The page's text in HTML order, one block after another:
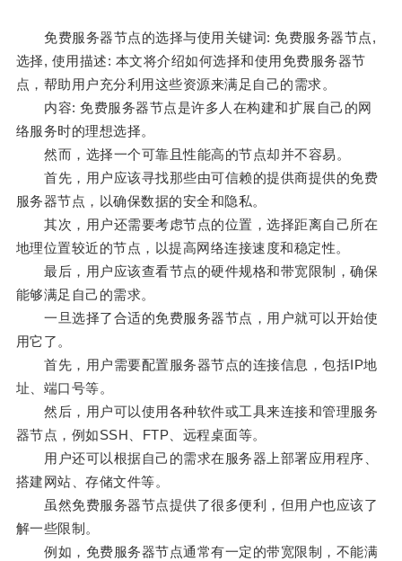
免费服务器节点的选择与使用关键词: 免费服务器节点,
选择, 使用描述: 本文将介绍如何选择和使用免费服务器节
点，帮助用户充分利用这些资源来满足自己的需求。
内容: 免费服务器节点是许多人在构建和扩展自己的网
络服务时的理想选择。
然而，选择一个可靠且性能高的节点却并不容易。
首先，用户应该寻找那些由可信赖的提供商提供的免费
服务器节点，以确保数据的安全和隐私。
其次，用户还需要考虑节点的位置，选择距离自己所在
地理位置较近的节点，以提高网络连接速度和稳定性。
最后，用户应该查看节点的硬件规格和带宽限制，确保
能够满足自己的需求。
一旦选择了合适的免费服务器节点，用户就可以开始使
用它了。
首先，用户需要配置服务器节点的连接信息，包括IP地
址、端口号等。
然后，用户可以使用各种软件或工具来连接和管理服务
器节点，例如SSH、FTP、远程桌面等。
用户还可以根据自己的需求在服务器上部署应用程序、
搭建网站、存储文件等。
虽然免费服务器节点提供了很多便利，但用户也应该了
解一些限制。
例如，免费服务器节点通常有一定的带宽限制，不能满